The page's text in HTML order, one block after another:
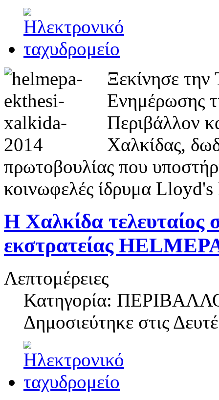
Ξεκίνησε
Ενημέρωσης
Περιβάλλον
Χαλκίδας,
πρωτοβουλίας που
κοινωφελές ίδρυμα
Η Χαλκίδα τελευταίος
εκστρατείας
Λεπτομέρειες
Κατηγορία:
Δημοσιεύτηκε στις